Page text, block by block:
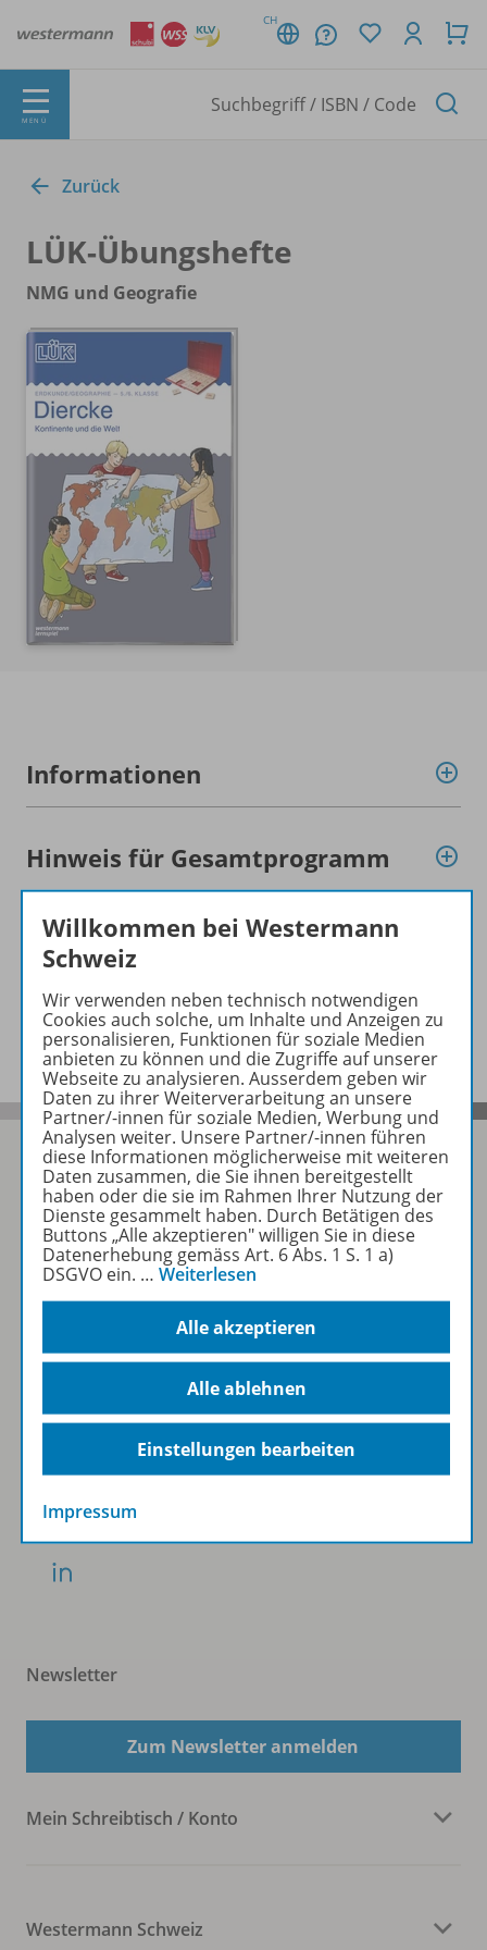
CH
MENÜ
Zurück
LÜK-Übungshefte
NMG und Geografie
Informationen
Hinweis für Gesamtprogramm
Produkte der Reihe
Benachrichtigungs-Service
Folgen Sie uns auf Social Media
Schubi:
KLV:
Newsletter
Zum Newsletter anmelden
Mein Schreibtisch / Konto
Westermann Schweiz
Willkommen bei Westermann
Schweiz
Wir verwenden neben technisch notwendigen
Cookies auch solche, um Inhalte und Anzeigen zu
personalisieren, Funktionen für soziale Medien
anbieten zu können und die Zugriffe auf unserer
Webseite zu analysieren. Ausserdem geben wir
Daten zu ihrer Weiterverarbeitung an unsere
Partner/-innen für soziale Medien, Werbung und
Analysen weiter. Unsere Partner/-innen führen
diese Informationen möglicherweise mit weiteren
Daten zusammen, die Sie ihnen bereitgestellt
haben oder die sie im Rahmen Ihrer Nutzung der
Dienste gesammelt haben. Durch Betätigen des
Buttons „Alle akzeptieren" willigen Sie in diese
Datenerhebung gemäss Art. 6 Abs. 1 S. 1 a)
DSGVO ein. … Weiterlesen
Alle akzeptieren
Alle ablehnen
Einstellungen bearbeiten
Impressum